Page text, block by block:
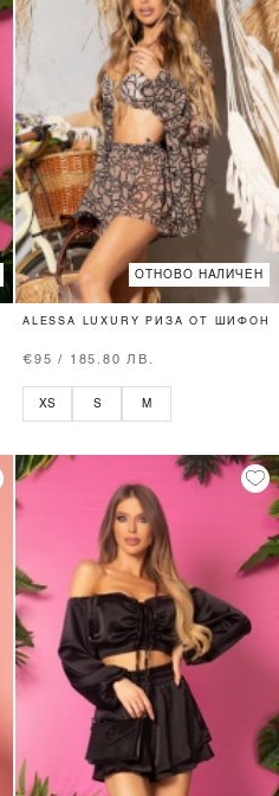
ОТНОВО НАЛИЧЕН
ALESSA LUXURY РИЗА ОТ ШИФОН
€95 / 185.80 ЛВ.
XS S M